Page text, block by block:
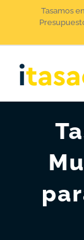
Tasamos